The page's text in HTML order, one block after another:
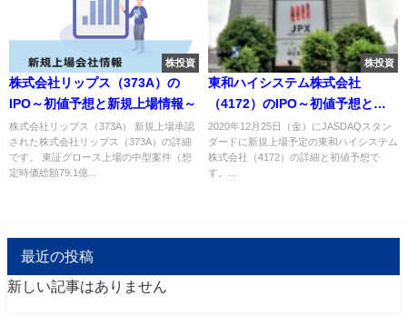
株投資
株式会社リップス（373A）の
IPO～初値予想と新規上場情報～
株式会社リップス（373A） 新規上場承認
された株式会社リップス（373A）の詳細
です。 東証グロース上場の中型案件（想
定時価総額79.1億...
株投資
東和ハイシステム株式会社
（4172）のIPO～初値予想と新
規上場情報～
2020年12月25日（金）にJASDAQスタン
ダードに新規上場予定の東和ハイシステム
株式会社（4172）の詳細と初値予想で
す。...
最近の投稿
新しい記事はありません